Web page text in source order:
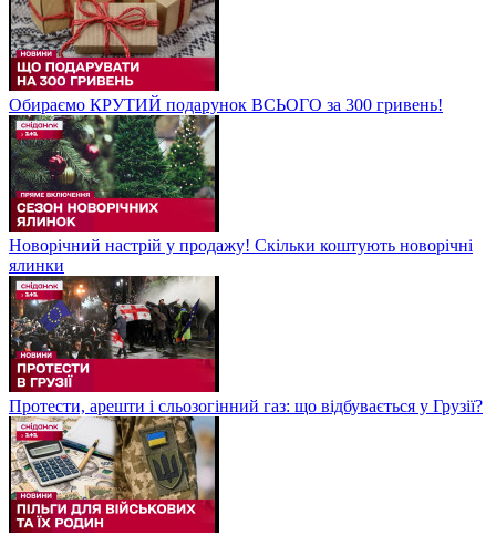
Обираємо КРУТИЙ подарунок ВСЬОГО за 300 гривень!
Новорічний настрій у продажу! Скільки коштують новорічні
ялинки
Протести, арешти і сльозогінний газ: що відбувається у Грузії?